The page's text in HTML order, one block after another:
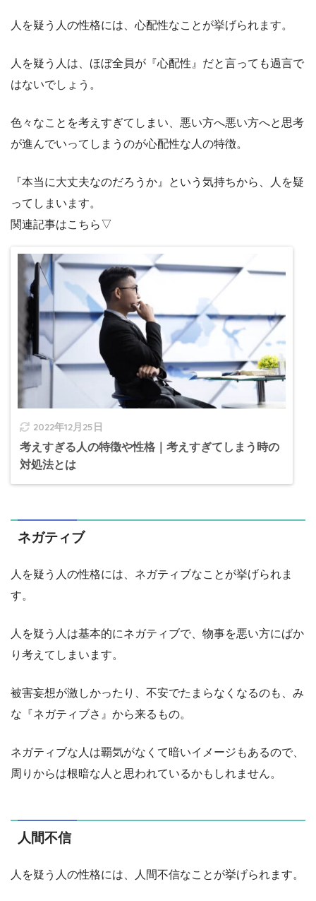
人を疑う人の性格には、心配性なことが挙げられます。
人を疑う人は、ほぼ全員が『心配性』だと言っても過言で
はないでしょう。
色々なことを考えすぎてしまい、悪い方へ悪い方へと思考
が進んでいってしまうのが心配性な人の特徴。
『本当に大丈夫なのだろうか』という気持ちから、人を疑
ってしまいます。
関連記事はこちら▽
2022年12月25日
考えすぎる人の特徴や性格｜考えすぎてしまう時の
対処法とは
ネガティブ
人を疑う人の性格には、ネガティブなことが挙げられま
す。
人を疑う人は基本的にネガティブで、物事を悪い方にばか
り考えてしまいます。
被害妄想が激しかったり、不安でたまらなくなるのも、み
な『ネガティブさ』から来るもの。
ネガティブな人は覇気がなくて暗いイメージもあるので、
周りからは根暗な人と思われているかもしれません。
人間不信
人を疑う人の性格には、人間不信なことが挙げられます。